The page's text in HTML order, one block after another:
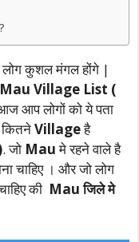
कुशल मंगल होंगे |
Mau Village List (
आप लोगों को ये पता
Villageहै
. जो Mauमे रहने वाले है
चाहिए । और जो लोग
की Mau जिले मे